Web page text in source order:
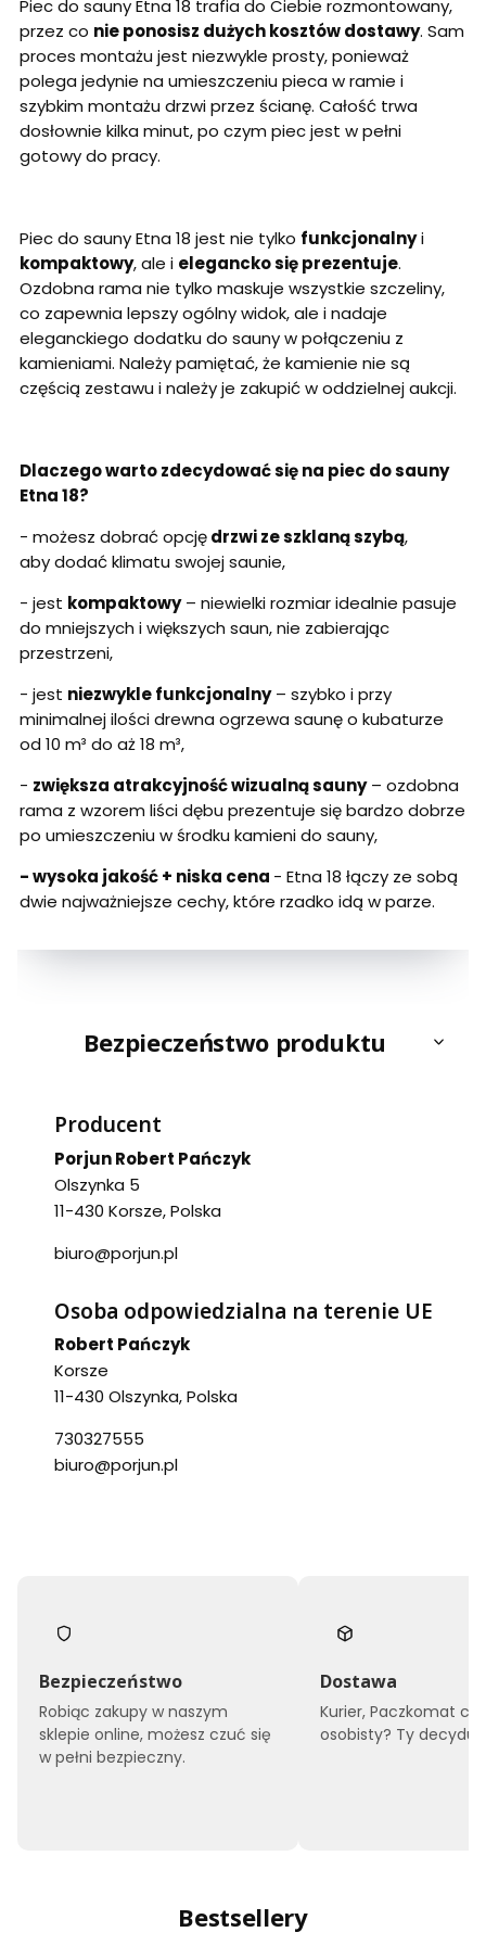
Piec do sauny Etna 18 trafia do Ciebie rozmontowany,
przez co nie ponosisz dużych kosztów dostawy. Sam
proces montażu jest niezwykle prosty, ponieważ
polega jedynie na umieszczeniu pieca w ramie i
szybkim montażu drzwi przez ścianę. Całość trwa
dosłownie kilka minut, po czym piec jest w pełni
gotowy do pracy.
Piec do sauny Etna 18 jest nie tylko funkcjonalnyi
kompaktowy, ale i elegancko się prezentuje.
Ozdobna rama nie tylko maskuje wszystkie szczeliny,
co zapewnia lepszy ogólny widok, ale i nadaje
eleganckiego dodatku do sauny w połączeniu z
kamieniami. Należy pamiętać, że kamienie nie są
częścią zestawu i należy je zakupić w oddzielnej aukcji.
Dlaczego warto zdecydować się na piec do sauny
Etna 18?
- możesz dobrać opcjędrzwi ze szklaną szybą,
aby dodać klimatu swojej saunie,
- jest kompaktowy– niewielki rozmiar idealnie pasuje
do mniejszych i większych saun, nie zabierając
przestrzeni,
- jest niezwykle funkcjonalny– szybko i przy
minimalnej ilości drewna ogrzewa saunę o kubaturze
od 10 m³ do aż 18 m³,
- zwiększa atrakcyjność wizualną sauny– ozdobna
rama z wzorem liści dębu prezentuje się bardzo dobrze
po umieszczeniu w środku kamieni do sauny,
- wysoka jakość + niska cena - Etna 18 łączy ze sobą
dwie najważniejsze cechy, które rzadko idą w parze.
Bezpieczeństwo produktu
Producent
Porjun Robert Pańczyk
Olszynka 5
11-430 Korsze, Polska
biuro@porjun.pl
Osoba odpowiedzialna na terenie UE
Robert Pańczyk
Korsze
11-430 Olszynka, Polska
730327555
biuro@porjun.pl
Bezpieczeństwo
Robiąc zakupy w naszym
sklepie online, możesz czuć się
w pełni bezpieczny.
Dostawa
Kurier, Paczkomat
osobisty? Ty
Bestsellery